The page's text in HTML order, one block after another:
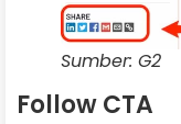
Sumber: G2
Follow CTA